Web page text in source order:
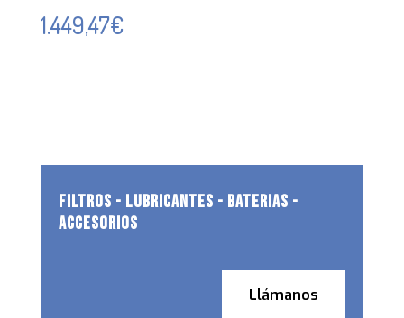
1.449,47€
FILTROS - LUBRICANTES - BATERIAS -
ACCESORIOS
Llámanos